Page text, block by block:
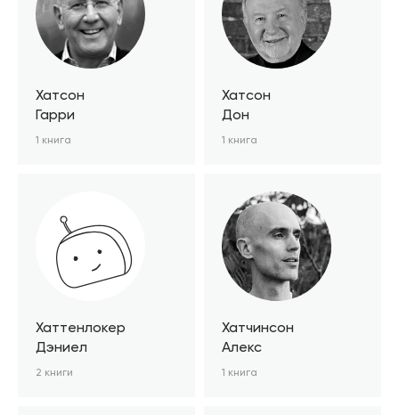
Хатсон
Гарри
1 книга
Хатсон
Дон
1 книга
Хаттенлокер
Дэниел
2 книги
Хатчинсон
Алекс
1 книга